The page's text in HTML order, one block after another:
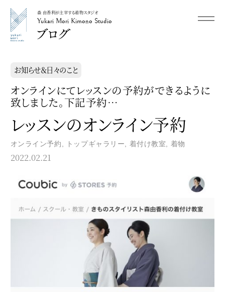
Yukari Mori Kimono Studio
森 由香利が主宰する着物スタジオ
Yukari Mori Kimono Studio メニュー
お知らせ＆日々のこと
オンラインにてレッスンの予約ができるように
致しました。下記予約…
レッスンのオンライン予約
オンライン予約 トップギャラリー 着付け教室 着物
2022.02.21